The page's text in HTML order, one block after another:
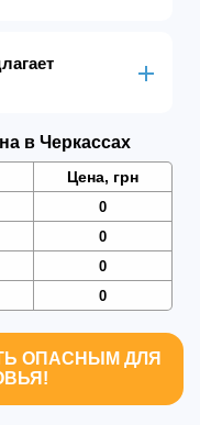
в Черкассах
Цена, грн
0
0
0
0
ОПАСНЫМ ДЛЯ